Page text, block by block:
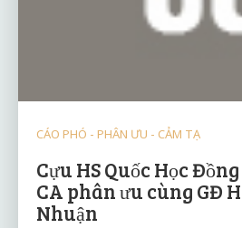
CÁO PHÓ - PHÂN ƯU - CẢM TẠ
Cựu HS Quốc Học
CA phân ưu cùng GĐ
Nhuận